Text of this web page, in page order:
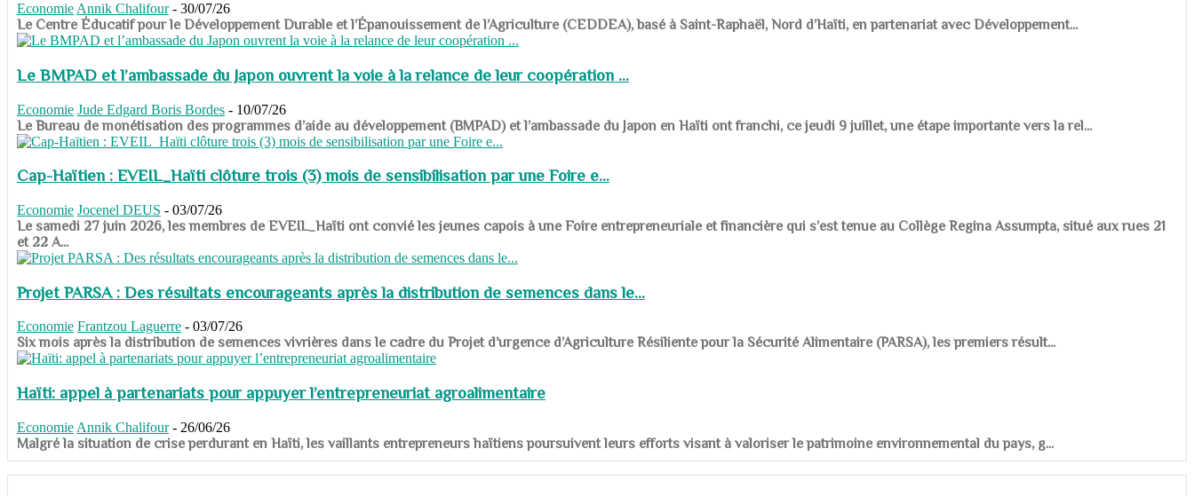
Economie Annik Chalifour - 30/07/26
​​​​​​​Le Centre Éducatif pour le Développement Durable et l’Épanouissement de l’Agriculture (CEDDEA), basé à Saint-Raphaël, Nord d’Haïti, en partenariat avec Développement...
Le BMPAD et l’ambassade du Japon ouvrent la voie à la relance de leur coopération ...
Economie Jude Edgard Boris Bordes - 10/07/26
​​​​​​​Le Bureau de monétisation des programmes d’aide au développement (BMPAD) et l’ambassade du Japon en Haïti ont franchi, ce jeudi 9 juillet, une étape importante vers la rel...
Cap-Haïtien : EVEIL_Haïti clôture trois (3) mois de sensibilisation par une Foire e...
Economie Jocenel DEUS - 03/07/26
Le samedi 27 juin 2026, les membres de EVEIL_Haïti ont convié les jeunes capois à une Foire entrepreneuriale et financière qui s’est tenue au Collège Regina Assumpta, situé aux rues 21
et 22 A...
Projet PARSA : Des résultats encourageants après la distribution de semences dans le...
Economie Frantzou Laguerre - 03/07/26
​​​​​​​Six mois après la distribution de semences vivrières dans le cadre du Projet d’urgence d’Agriculture Résiliente pour la Sécurité Alimentaire (PARSA), les premiers résult...
Haïti: appel à partenariats pour appuyer l’entrepreneuriat agroalimentaire
Economie Annik Chalifour - 26/06/26
​​​​​​​Malgré la situation de crise perdurant en Haïti, les vaillants entrepreneurs haïtiens poursuivent leurs efforts visant à valoriser le patrimoine environnemental du pays, g...